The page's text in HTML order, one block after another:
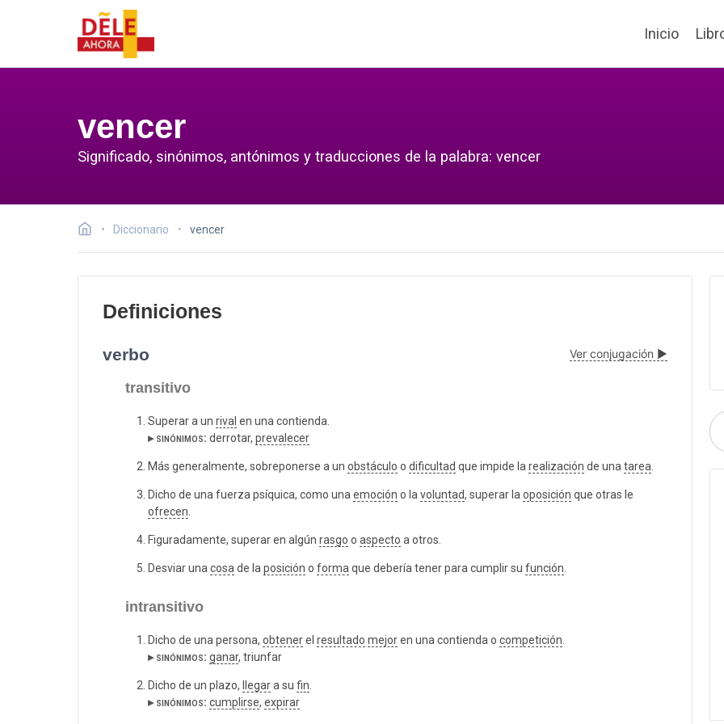
Inicio
vencer
Significado, sinónimos, antónimos y traducciones de la palabra: vencer
Diccionario vencer
Definiciones
verbo Ver conjugación ▶
transitivo
Superar a un rival en una contienda.
▸ sinónimos: derrotar, prevalecer
Más generalmente, sobreponerse a un obstáculo o dificultad que impide larealización de unatarea.
Dicho de una fuerza psíquica, como unaemoción o lavoluntad, superar laoposición que otras le
ofrecen.
Figuradamente, superar en algún rasgo o aspecto a otros.
Desviar unacosade laposición o formaque debería tener para cumplir su función.
intransitivo
Dicho de una persona, obtenerel resultado mejoren una contienda o competición.
▸ sinónimos: ganar, triunfar
Dicho de un plazo, llegara su fin.
▸ sinónimos: cumplirse, expirar